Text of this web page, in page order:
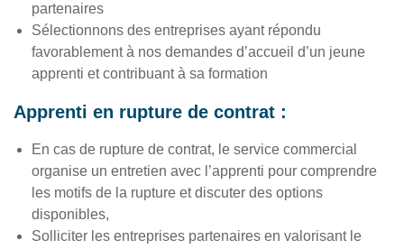
partenaires
Sélectionnons des entreprises ayant répondu
favorablement à nos demandes d’accueil d’un jeune
apprenti et contribuant à sa formation
Apprenti en rupture de contrat :
En cas de rupture de contrat, le service commercial
organise un entretien avec l’apprenti pour comprendre
les motifs de la rupture et discuter des options
disponibles,
Solliciter les entreprises partenaires en valorisant le